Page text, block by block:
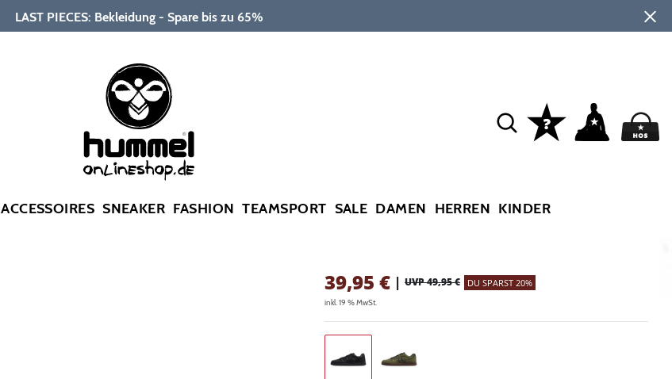
LAST PIECES: Bekleidung - Spare bis zu 65%
ACCESSOIRES SNEAKER FASHION TEAMSPORT SALE DAMEN HERREN KINDER
39,95 € | UVP 49,95 € DU SPARST 20%
inkl. 19 % MwSt.